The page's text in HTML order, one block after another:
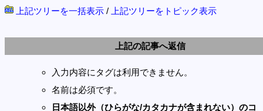
上記ツリーを一括表示 / 上記ツリーをトピック表示
上記の記事へ返信
入力内容にタグは利用できません。
名前は必須です。
日本語以外（ひらがな/カタカナが含まれない）のコ